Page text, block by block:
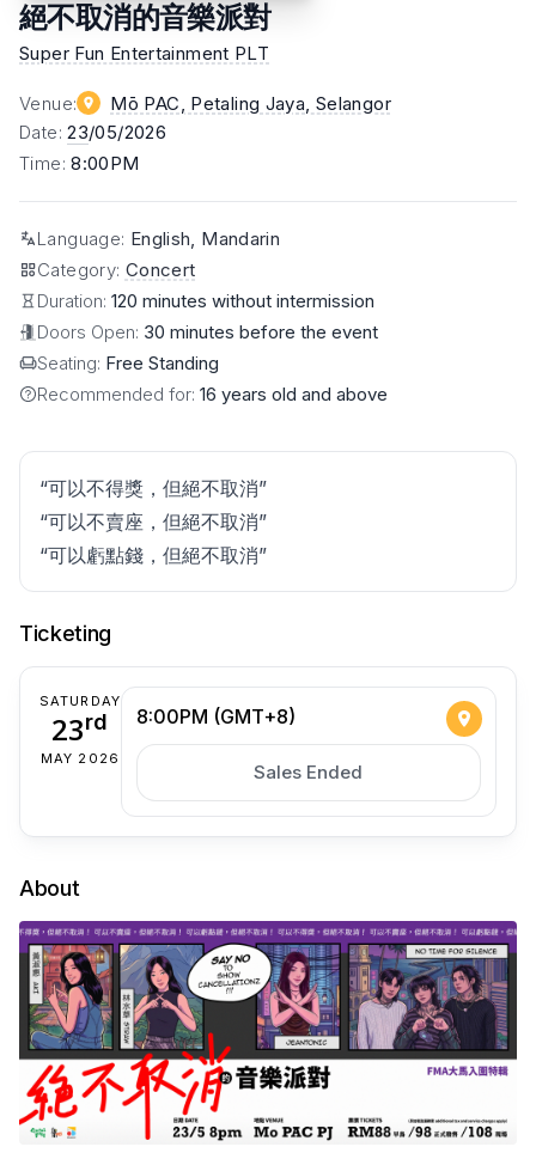
絕不取消的音樂派對
Super Fun Entertainment PLT
Venue: Mō PAC, Petaling Jaya , Selangor
Date:23/05/2026
Time:8:00PM
Language: English, Mandarin
Category: Concert
Duration: 120 minutes without intermission
Doors Open: 30 minutes before the event
Seating: Free Standing
Recommended for: 16 years old and above
“可以不得獎，但絕不取消”
“可以不賣座，但絕不取消”
“可以虧點錢，但絕不取消”
Ticketing
SATURDAY
23rd
MAY 2026
8:00PM (GMT+8)
Sales Ended
About